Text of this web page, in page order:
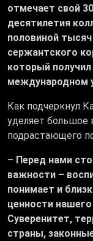
отмечает свой
десятилетия
половиной
сержантского
который
международном
Как подчеркнул
уделяет большое
подрастающего
– Перед нами
важности –
понимает и
ценности
Суверенитет,
страны,